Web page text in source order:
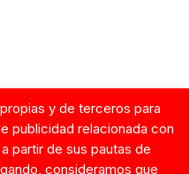
y de terceros para
publicidad relacionada con
partir de sus pautas de
consideramos que